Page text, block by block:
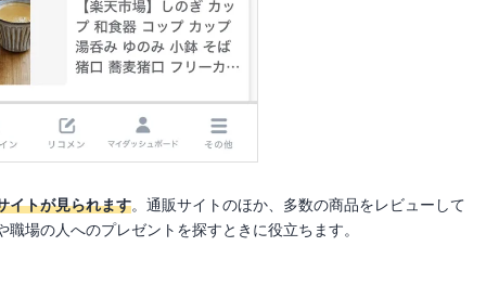
イトが見られます。通販サイトのほか、多数の商品をレビューして
場の人へのプレゼントを探すときに役立ちます。